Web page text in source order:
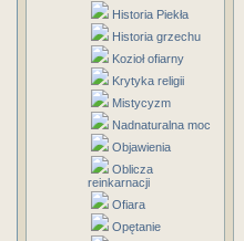
Historia Piekła
Historia grzechu
Kozioł ofiarny
Krytyka religii
Mistycyzm
Nadnaturalna moc
Objawienia
Oblicza
reinkarnacji
Ofiara
Opętanie